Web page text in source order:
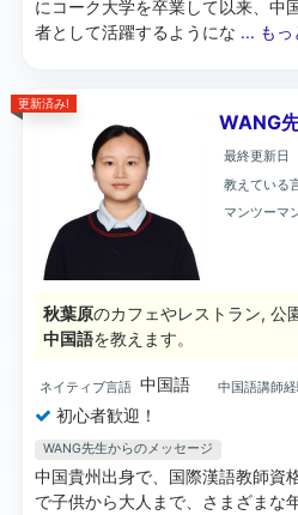
にコーク大学を卒業して以来、中
者として活躍するようにな ... もっ
更新済み!
WANG
最終更新日
教えている
マンツーマ
秋葉原のカフェやレストラン, 公
中国語を教えます。
ネイティブ言語 中国語 中国語講師
初心者歓迎！
WANG先生からのメッセージ
中国貴州出身で、国際漢語教師資
で子供から大人まで、さまざまな